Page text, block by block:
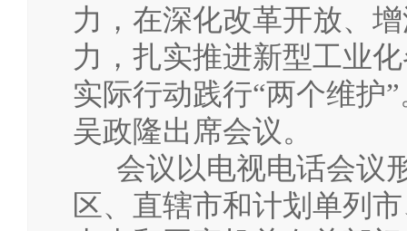
力，在深化改革开放、
力，扎实推进新型工业
实际行动践行“两个维护”
吴政隆出席会议。
会议以电视电话会议
区、直辖市和计划单列